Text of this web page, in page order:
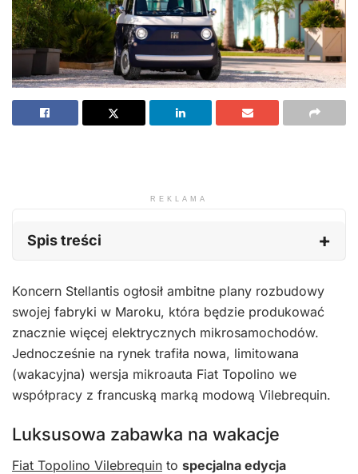
REKLAMA
Spis treści
Koncern Stellantis ogłosił ambitne plany rozbudowy
swojej fabryki w Maroku, która będzie produkować
znacznie więcej elektrycznych mikrosamochodów.
Jednocześnie na rynek trafiła nowa, limitowana
(wakacyjna) wersja mikroauta Fiat Topolino we
współpracy z francuską marką modową Vilebrequin.
Luksusowa zabawka na wakacje
Fiat Topolino Vilebrequin to specjalna edycja